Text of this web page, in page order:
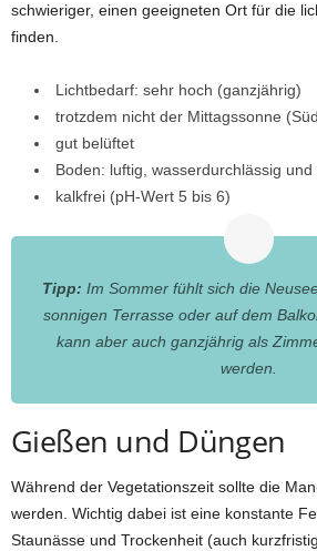
schwieriger, einen geeigneten Ort für die
finden.
Lichtbedarf: sehr hoch (ganzjährig)
trotzdem nicht der Mittagssonne
gut belüftet
Boden: luftig, wasserdurchlässig
kalkfrei (pH-Wert 5 bis 6)
Tipp: Im Sommer fühlt sich die
sonnigen Terrasse oder auf dem
kann aber auch ganzjährig als
werden.
Gießen und Düngen
Während der Vegetationszeit sollte die
werden. Wichtig dabei ist eine konstante
Staunässe und Trockenheit (auch